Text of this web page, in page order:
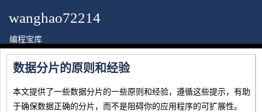
wanghao72214
编程宝库
数据分片的原则和经验
本文提供了一些数据分片的一些原则和经验，遵循这些提示，有助
于确保数据正确的分片，而不是阻碍你的应用程序的可扩展性。